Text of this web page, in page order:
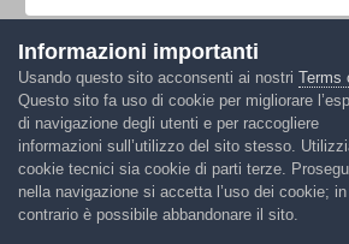
sarà la fusione tra TIP power è
torquemada
Inviato6 Giugno
Informazioni importanti
Usando questo sito acconsenti ai nostri Terms
Questo sito fa uso di cookie per migliorare
di navigazione degli utenti e per raccogliere
informazioni sull’utilizzo del sito stesso.
cookie tecnici sia cookie di parti terze.
nella navigazione si accetta l’uso dei cookie;
contrario è possibile abbandonare il sito.